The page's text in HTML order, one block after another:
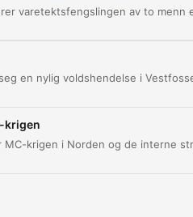
i Bergen og politiets bruk av
butikksjefers risiko ved
krigen